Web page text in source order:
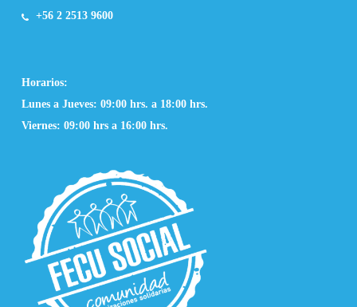
+56 2 2513 9600
Horarios:
Lunes a Jueves: 09:00 hrs. a 18:00 hrs.
Viernes: 09:00 hrs a 16:00 hrs.